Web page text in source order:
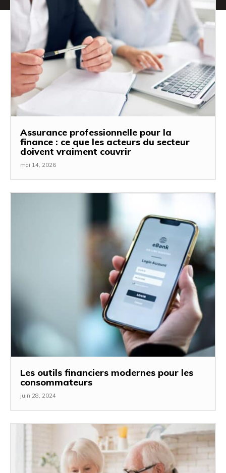
Assurance professionnelle pour la
finance : ce que les acteurs du secteur
doivent vraiment couvrir
mai 14, 2026
Les outils financiers modernes pour les
consommateurs
juin 28, 2024